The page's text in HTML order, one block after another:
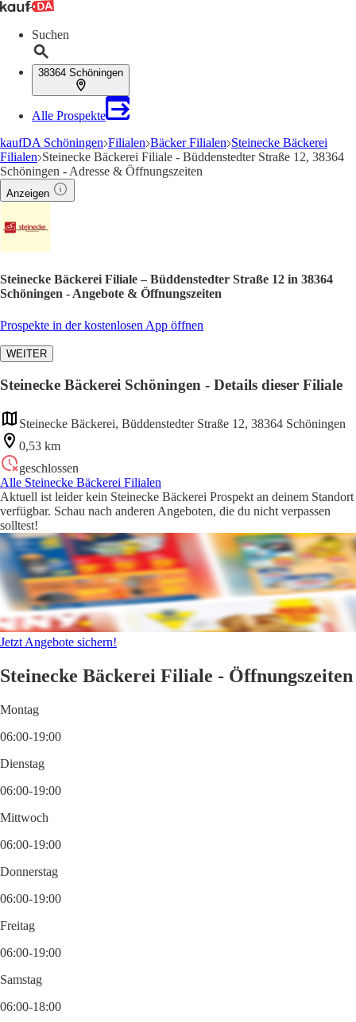
Suchen
38364 Schöningen
Alle Prospekte
kaufDA Schöningen Filialen Bäcker Filialen Steinecke Bäckerei
Filialen Steinecke Bäckerei Filiale - Büddenstedter Straße 12, 38364
Schöningen - Adresse & Öffnungszeiten
Anzeigen
Steinecke Bäckerei Filiale – Büddenstedter Straße 12 in 38364
Schöningen - Angebote & Öffnungszeiten
Prospekte in der kostenlosen App öffnen
WEITER
Steinecke Bäckerei Schöningen - Details dieser Filiale
Steinecke Bäckerei, Büddenstedter Straße 12, 38364 Schöningen
0,53 km
geschlossen
Alle Steinecke Bäckerei Filialen
Aktuell ist leider kein Steinecke Bäckerei Prospekt an deinem Standort
verfügbar. Schau nach anderen Angeboten, die du nicht verpassen
solltest!
Jetzt Angebote sichern!
Steinecke Bäckerei Filiale - Öffnungszeiten
Montag
06:00-19:00
Dienstag
06:00-19:00
Mittwoch
06:00-19:00
Donnerstag
06:00-19:00
Freitag
06:00-19:00
Samstag
06:00-18:00